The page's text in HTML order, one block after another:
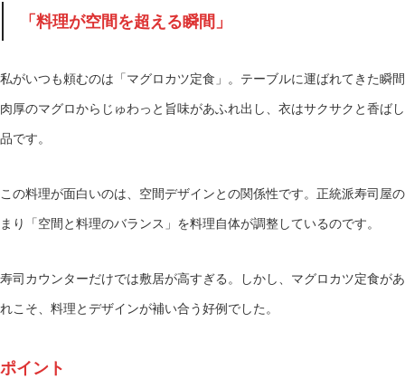
「料理が空間を超える瞬間」
私がいつも頼むのは「マグロカツ定食」。テーブルに運ばれてきた瞬
肉厚のマグロからじゅわっと旨味があふれ出し、衣はサクサクと香ば
品です。
この料理が面白いのは、空間デザインとの関係性です。正統派寿司屋
まり「空間と料理のバランス」を料理自体が調整しているのです。
寿司カウンターだけでは敷居が高すぎる。しかし、マグロカツ定食が
れこそ、料理とデザインが補い合う好例でした。
ポイント